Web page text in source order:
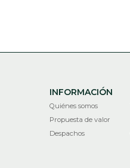
INFORMACIÓN
Quiénes somos
Propuesta de valor
Despachos